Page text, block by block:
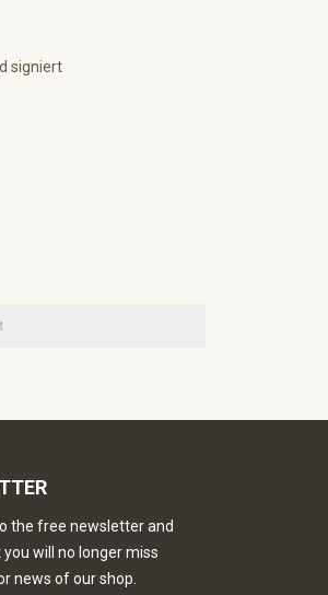
signiert
the free newsletter and
will no longer miss
news of our shop.